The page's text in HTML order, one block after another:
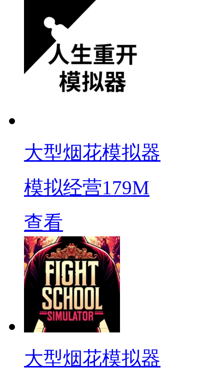
大型烟花模拟器
模拟经营179M
查看
大型烟花模拟器